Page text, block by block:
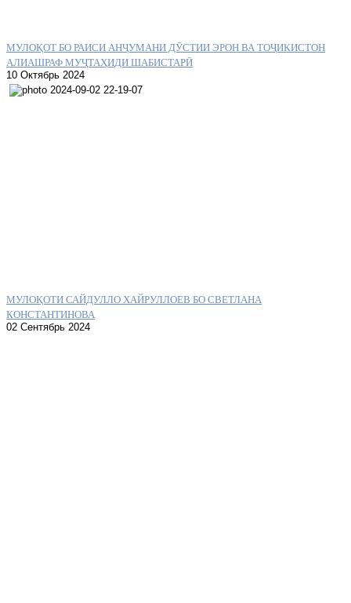
МУЛОҚОТ БО РАИСИ АНҶУМАНИ ДӮСТИИ ЭРОН ВА ТОҶИКИСТОН
АЛИАШРАФ МУҶТАҲИДИ ШАБИСТАРӢ
10 Октябрь 2024
МУЛОҚОТИ САЙДУЛЛО ХАЙРУЛЛОЕВ БО СВЕТЛАНА
КОНСТАНТИНОВА
02 Сентябрь 2024